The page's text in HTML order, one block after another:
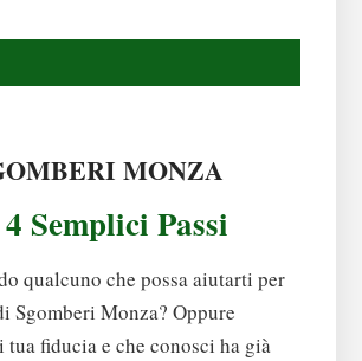
MONZA
Semplici Passi
qualcuno che possa aiutarti per
Sgomberi Monza? Oppure
tua fiducia e che conosci ha già